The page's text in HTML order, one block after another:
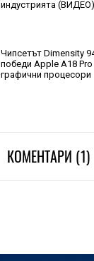
индустрията (ВИДЕО)
Чипсетът Dimensity
победи Apple A18
графични процесори
КОМЕНТАРИ (1)